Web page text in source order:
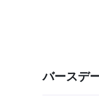
バースデ